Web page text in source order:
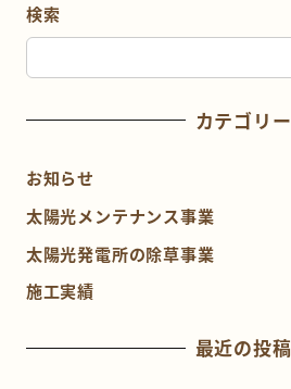
検索
カテゴリー
お知らせ
太陽光メンテナンス事業
太陽光発電所の除草事業
施工実績
最近の投稿